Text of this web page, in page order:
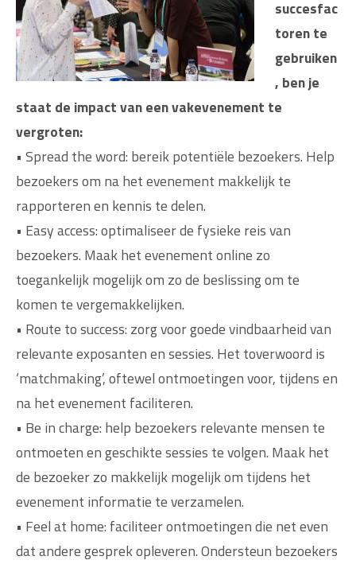
succesfac
toren te
gebruiken
, ben je
staat de impact van een vakevenement te
vergroten:
• Spread the word: bereik potentiële bezoekers. Help
bezoekers om na het evenement makkelijk te
rapporteren en kennis te delen.
• Easy access: optimaliseer de fysieke reis van
bezoekers. Maak het evenement online zo
toegankelijk mogelijk om zo de beslissing om te
komen te vergemakkelijken.
• Route to success: zorg voor goede vindbaarheid van
relevante exposanten en sessies. Het toverwoord is
‘matchmaking’, oftewel ontmoetingen voor, tijdens en
na het evenement faciliteren.
• Be in charge: help bezoekers relevante mensen te
ontmoeten en geschikte sessies te volgen. Maak het
de bezoeker zo makkelijk mogelijk om tijdens het
evenement informatie te verzamelen.
• Feel at home: faciliteer ontmoetingen die net even
dat andere gesprek opleveren. Ondersteun bezoekers